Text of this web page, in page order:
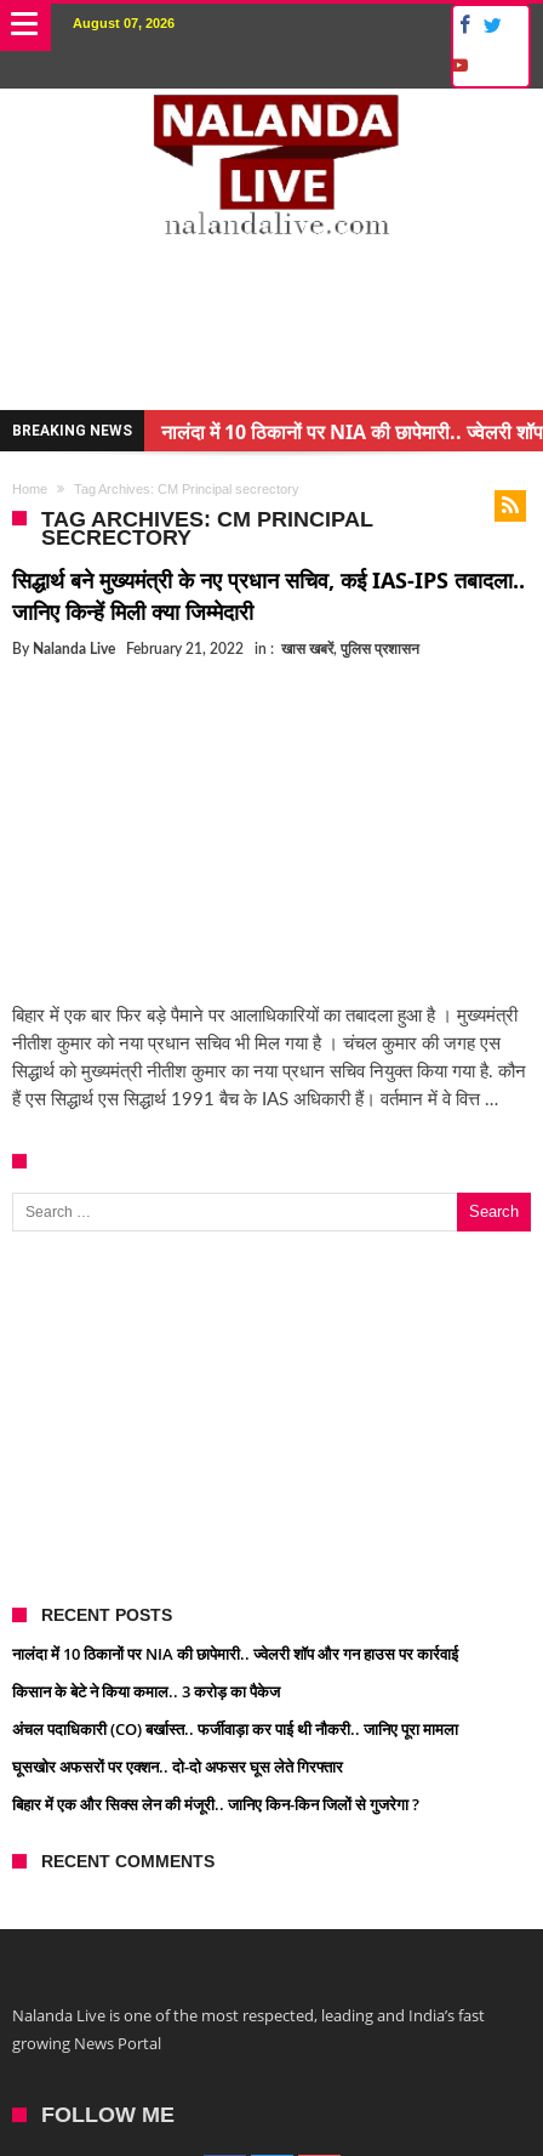
August 07, 2026
BREAKING NEWS
नालंदा में 10 ठिकानों पर NIA की छापेमारी.. ज्वेलरी शॉप
अंचल पदाधिकारी (CO) बर्खास्त.. फर्जीवाड़ा कर पाई थी
बिहार में एक और सिक्स लेन की मंजूरी.. जानिए किन-किन
क्रिकेटर ईशान किशन की शादी फिक्स, गर्लफ्रेंड से होगी
Home Tag Archives: CM Principal secrectory
TAG ARCHIVES: CM PRINCIPAL
SECRECTORY
सिद्धार्थ बने मुख्यमंत्री के नए प्रधान सचिव, कई IAS-IPS तबादला..
जानिए किन्हें मिली क्या जिम्मेदारी
By Nalanda Live February 21, 2022 in : खास खबरें, पुलिस प्रशासन
बिहार में एक बार फिर बड़े पैमाने पर आलाधिकारियों का तबादला हुआ है । मुख्यमंत्री
नीतीश कुमार को नया प्रधान सचिव भी मिल गया है । चंचल कुमार की जगह एस
सिद्धार्थ को मुख्यमंत्री नीतीश कुमार का नया प्रधान सचिव नियुक्त किया गया है. कौन
हैं एस सिद्धार्थ एस सिद्धार्थ 1991 बैच के IAS अधिकारी हैं। वर्तमान में वे वित्त …
Search for:
RECENT POSTS
नालंदा में 10 ठिकानों पर NIA की छापेमारी.. ज्वेलरी शॉप और गन हाउस पर कार्रवाई
किसान के बेटे ने किया कमाल.. 3 करोड़ का पैकेज
अंचल पदाधिकारी (CO) बर्खास्त.. फर्जीवाड़ा कर पाई थी नौकरी.. जानिए पूरा मामला
घूसखोर अफसरों पर एक्शन.. दो-दो अफसर घूस लेते गिरफ्तार
बिहार में एक और सिक्स लेन की मंजूरी.. जानिए किन-किन जिलों से गुजरेगा ?
RECENT COMMENTS
Nalanda Live is one of the most respected, leading and India’s fast
growing News Portal
FOLLOW ME